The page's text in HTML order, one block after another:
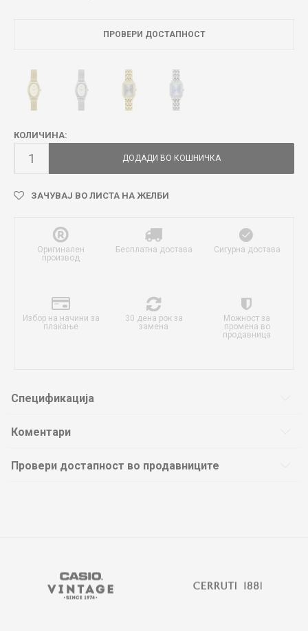
ПРОВЕРИ ДОСТАПНОСТ
КОЛИЧИНА:
ДОДАДИ ВО КОШНИЧКА
ЗАЧУВАЈ ВО ЛИСТА НА ЖЕЛБИ
Оригинален
производ
Бесплатна достава Сигурна достава
Избор на начини за
плаќање
30 дена рок за
замена
Можност за
промена во
продавница
Спецификација
Коментари
Провери достапност во продавниците